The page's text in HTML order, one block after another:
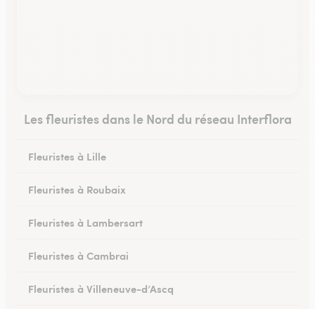
Les fleuristes dans le Nord du réseau Interflora
Fleuristes à Lille
Fleuristes à Roubaix
Fleuristes à Lambersart
Fleuristes à Cambrai
Fleuristes à Villeneuve-d’Ascq